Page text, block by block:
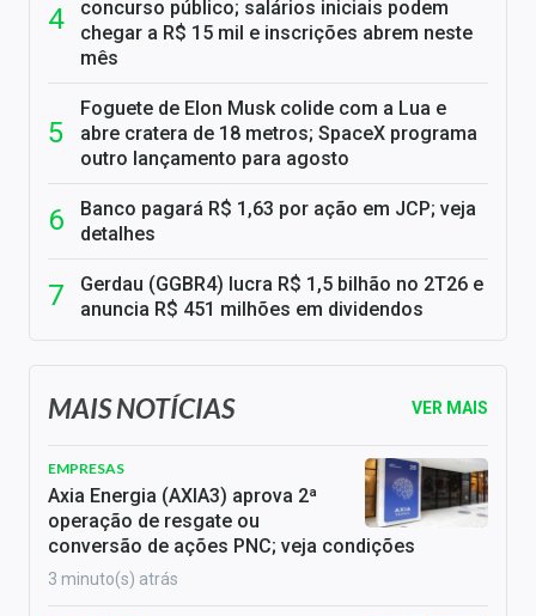
concurso público; salários iniciais podem
chegar a R$ 15 mil e inscrições abrem neste
mês
Foguete de Elon Musk colide com a Lua e
abre cratera de 18 metros; SpaceX programa
outro lançamento para agosto
Banco pagará R$ 1,63 por ação em JCP; veja
detalhes
Gerdau (GGBR4) lucra R$ 1,5 bilhão no 2T26 e
anuncia R$ 451 milhões em dividendos
MAIS NOTÍCIAS VER MAIS
EMPRESAS
Axia Energia (AXIA3) aprova 2ª
operação de resgate ou
conversão de ações PNC; veja condições
3 minuto(s) atrás